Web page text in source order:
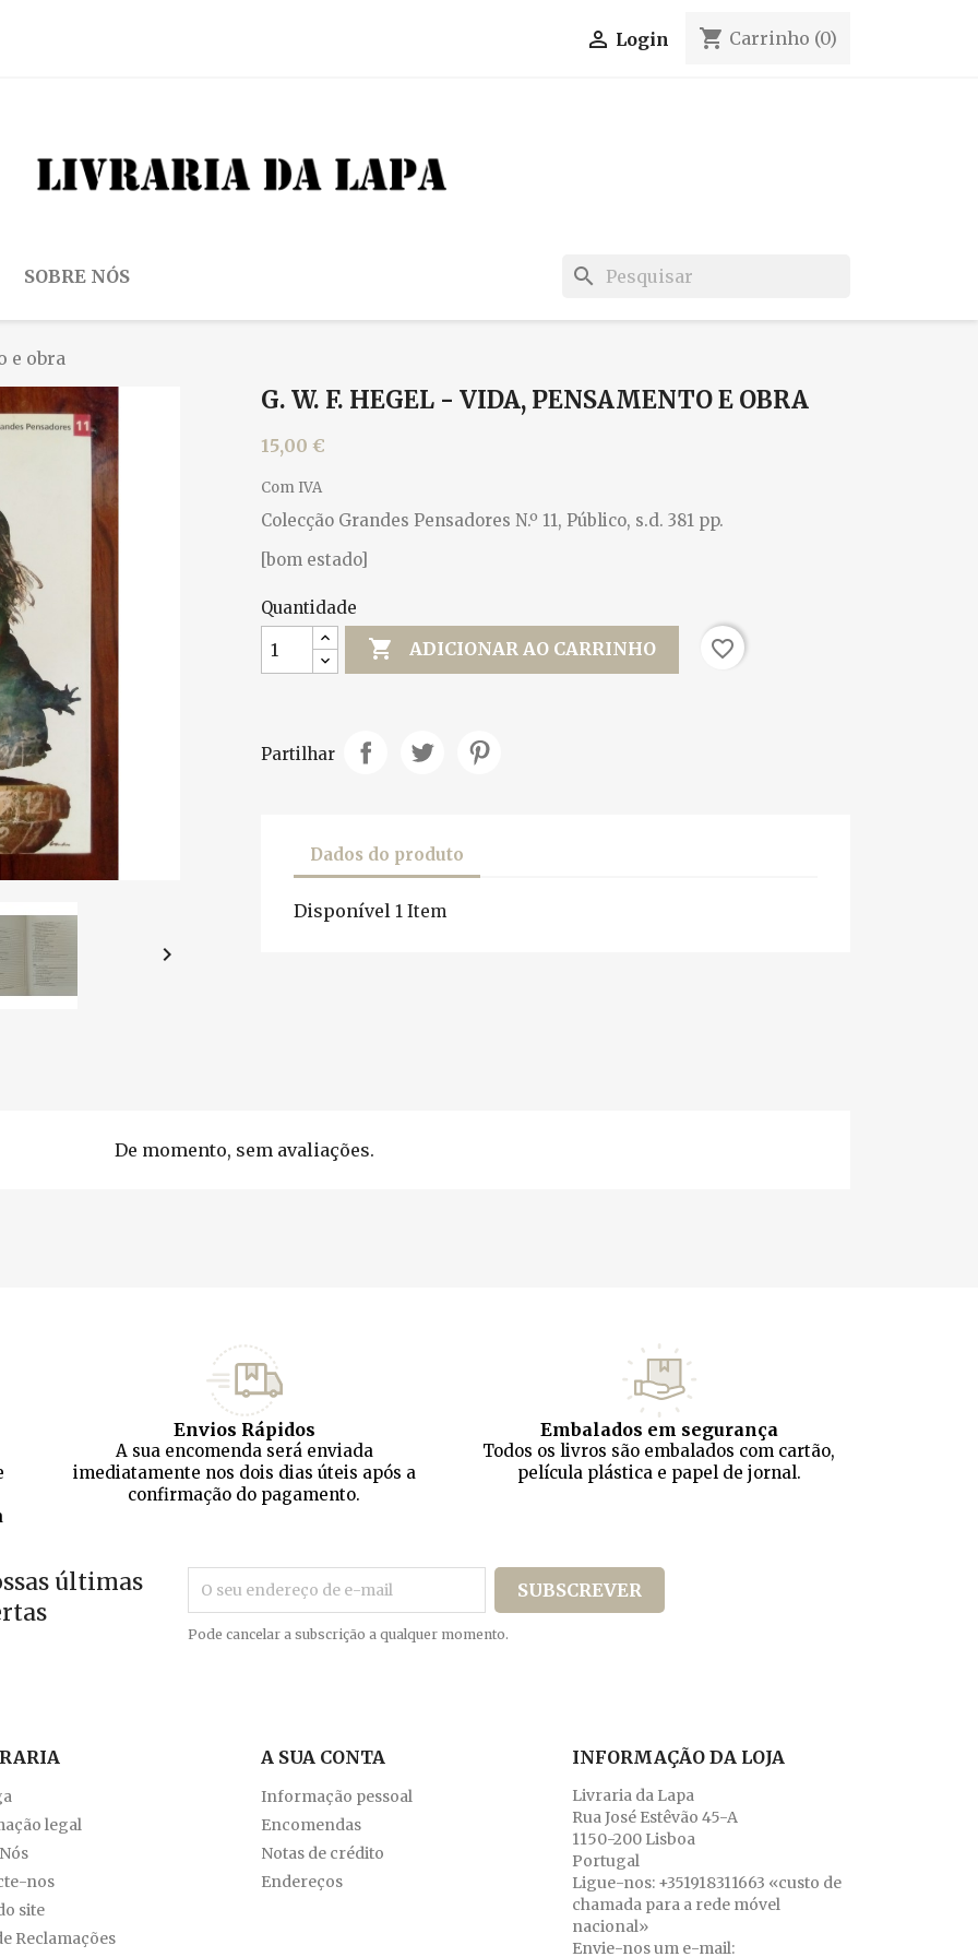
 Login shopping_cart Carrinho (0)
SOBRE NÓS search
e obra

G. W. F. HEGEL - VIDA, PENSAMENTO E OBRA
15,00 €
Com IVA
Colecção Grandes Pensadores N.º 11, Público, s.d. 381 pp.
[bom estado]
Quantidade
 ADICIONAR AO CARRINHO favorite_border
Partilhar
Dados do produto
Disponível 1 Item
De momento, sem avaliações.
Envios Rápidos
A sua encomenda será enviada
imediatamente nos dois dias úteis após a
confirmação do pagamento.
Embalados em segurança
Todos os livros são embalados com cartão,
película plástica e papel de jornal.
últimas
Pode cancelar a subscrição a qualquer momento.
legal
nos
site
Reclamações
A SUA CONTA
Informação pessoal
Encomendas
Notas de crédito
Endereços
INFORMAÇÃO DA LOJA
Livraria da Lapa
Rua José Estêvão 45-A
1150-200 Lisboa
Portugal
Ligue-nos: +351918311663 «custo de
chamada para a rede móvel
nacional»
Envie-nos um e-mail: